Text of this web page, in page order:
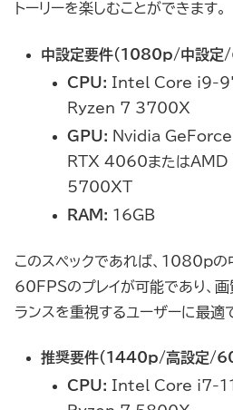
トーリーを楽しむことができます。
中設定要件（1080p/中設定/
CPU: Intel Core i9-
Ryzen 7 3700X
GPU: Nvidia
RTX 4060またはAMD
5700XT
RAM: 16GB
このスペックであれば、1080pの
60FPSのプレイが可能であり、画
ランスを重視するユーザーに最適
推奨要件（1440p/高設定/
CPU: Intel Core i7-